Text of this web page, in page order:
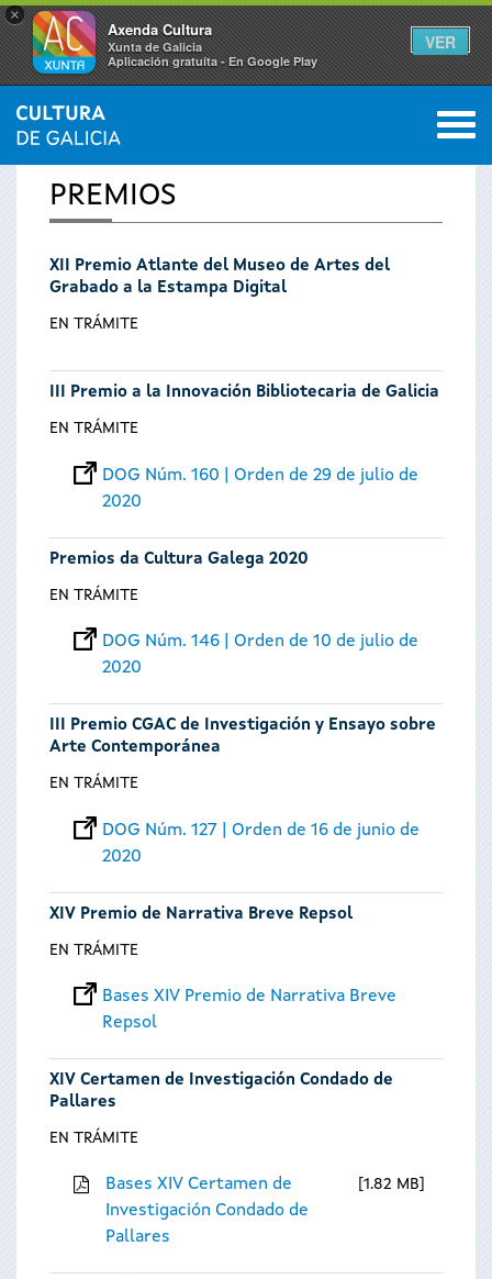
×
Axenda Cultura
Xunta de Galicia
Aplicación gratuíta - En Google Play
VER
Se
encuentra
usted
aquí
INICIO 0
PREMIOS
XII Premio Atlante del Museo de Artes del
Grabado a la Estampa Digital
EN TRÁMITE
III Premio a la Innovación Bibliotecaria de Galicia
EN TRÁMITE
DOG Núm. 160 | Orden de 29 de julio de
2020
Premios da Cultura Galega 2020
EN TRÁMITE
DOG Núm. 146 | Orden de 10 de julio de
2020
III Premio CGAC de Investigación y Ensayo sobre
Arte Contemporánea
EN TRÁMITE
DOG Núm. 127 | Orden de 16 de junio de
2020
XIV Premio de Narrativa Breve Repsol
EN TRÁMITE
Bases XIV Premio de Narrativa Breve
Repsol
XIV Certamen de Investigación Condado de
Pallares
EN TRÁMITE
Bases XIV Certamen de
Investigación Condado de
Pallares
1.82 MB